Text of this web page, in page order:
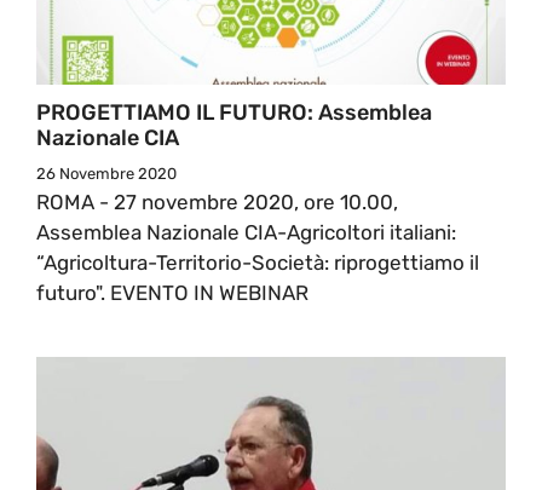
PROGETTIAMO IL FUTURO: Assemblea
Nazionale CIA
26 Novembre 2020
ROMA - 27 novembre 2020, ore 10.00,
Assemblea Nazionale CIA-Agricoltori italiani:
“Agricoltura-Territorio-Società: riprogettiamo il
futuro". EVENTO IN WEBINAR